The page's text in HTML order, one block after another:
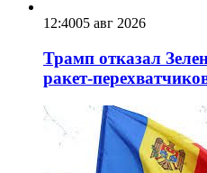
12:4005 авг 2026
Трамп отказал
ракет-